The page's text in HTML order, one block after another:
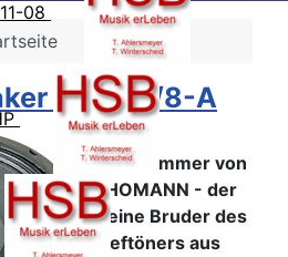
08
10-250/8-A
10-Zoll
Preishammer von
THOMANN - der
kleine Bruder des
Tieftöners aus